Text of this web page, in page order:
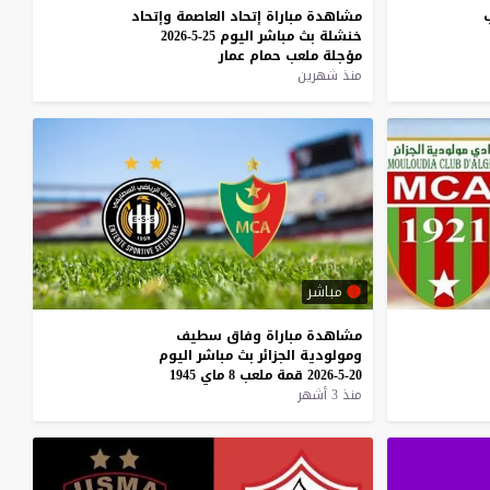
مشاهدة مباراة إتحاد العاصمة وإتحاد
خنشلة بث مباشر اليوم 25-5-2026
مؤجلة ملعب حمام عمار
منذ شهرين
مباشر
مشاهدة مباراة وفاق سطيف
ومولودية الجزائر بث مباشر اليوم
20-5-2026
قمة ملعب 8 ماي 1945
منذ 3 أشهر